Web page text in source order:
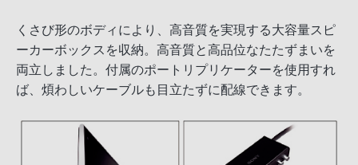
くさび形のボディにより、高音質を実現する大容量スピ
ーカーボックスを収納。高音質と高品位なたたずまいを
両立しました。付属のポートリプリケーターを使用すれ
ば、煩わしいケーブルも目立たずに配線できます。